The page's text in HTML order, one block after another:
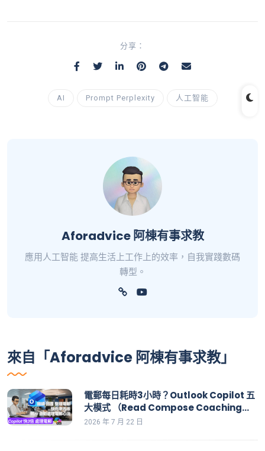
分享：
AI Prompt Perplexity 人工智能
Aforadvice 阿棟有事求教
應用人工智能 提高生活上工作上的效率，自我實踐數碼
轉型。
來自「Aforadvice 阿棟有事求教」
電郵每日耗時3小時？Outlook Copilot 五
大模式 （Read Compose Coaching
Chat Action）全面解構
2026 年 7 月 22 日